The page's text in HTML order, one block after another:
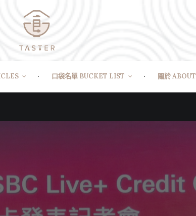
口袋名單 BUCKET LIST 關於 ABOUT